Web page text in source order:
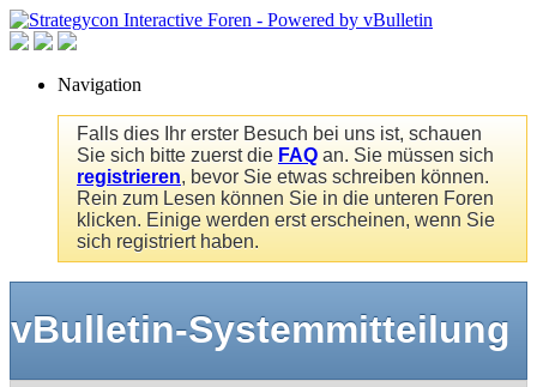
Navigation
Falls dies Ihr erster Besuch bei uns ist, schauen
Sie sich bitte zuerst die FAQ an. Sie müssen sich
registrieren, bevor Sie etwas schreiben können.
Rein zum Lesen können Sie in die unteren Foren
klicken. Einige werden erst erscheinen, wenn Sie
sich registriert haben.
vBulletin-Systemmitteilung